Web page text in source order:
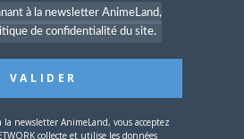
0
Série
à la newsletter AnimeLand,
de confidentialité du site.
la newsletter AnimeLand, vous acceptez
collecte et utilise les données